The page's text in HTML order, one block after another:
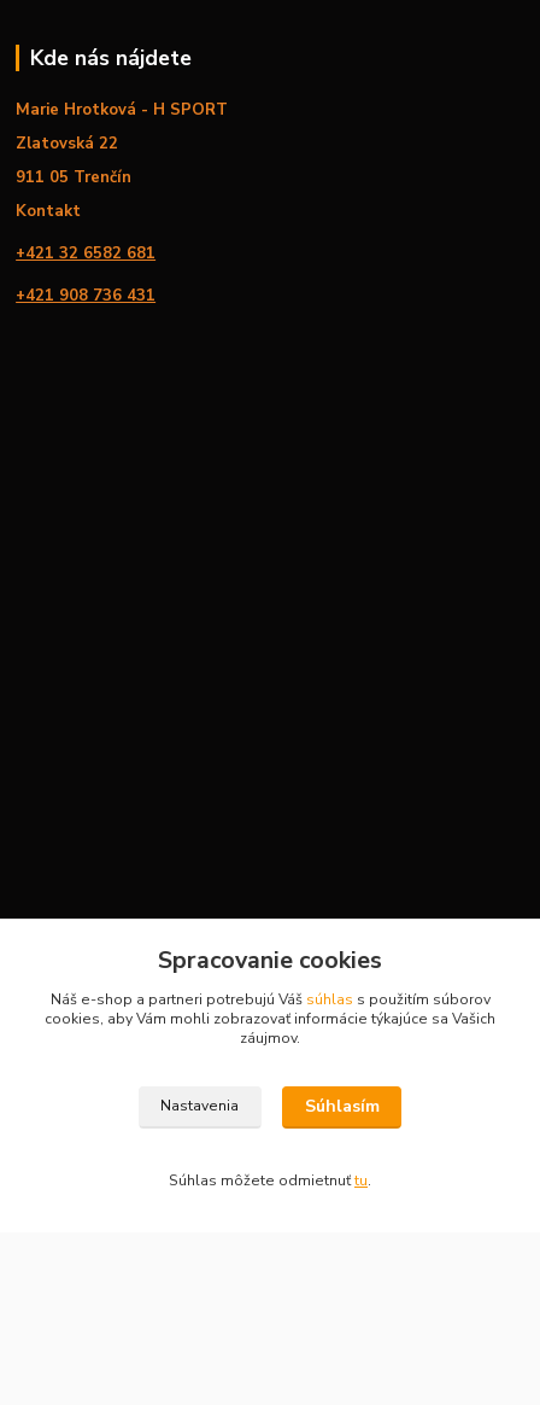
Kde nás nájdete
Marie Hrotková - H SPORT
Zlatovská 22
911 05 Trenčín
Kontakt
+421 32 6582 681
+421 908 736 431
+421908736431
obchod.hsport@gmail.com
Spracovanie cookies
Náš e-shop a partneri potrebujú Váš súhlas s použitím súborov
cookies, aby Vám mohli zobrazovať informácie týkajúce sa Vašich
záujmov.
Nastavenia Súhlasím
Súhlas môžete odmietnuťtu.